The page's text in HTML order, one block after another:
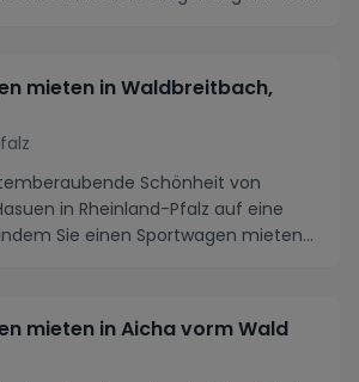
mieten in Waldbreitbach,
Schönheit von
in Rheinland-Pfalz auf eine
Sie einen Sportwagen mieten
mieten in Aicha vorm Wald